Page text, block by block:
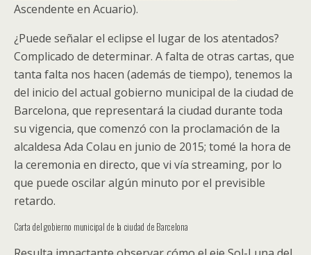
Ascendente en Acuario).
¿Puede señalar el eclipse el lugar de los atentados?
Complicado de determinar. A falta de otras cartas, que
tanta falta nos hacen (además de tiempo), tenemos la
del inicio del actual gobierno municipal de la ciudad de
Barcelona, que representará la ciudad durante toda
su vigencia, que comenzó con la proclamación de la
alcaldesa Ada Colau en junio de 2015; tomé la hora de
la ceremonia en directo, que vi vía streaming, por lo
que puede oscilar algún minuto por el previsible
retardo.
Carta del gobierno municipal de la ciudad de Barcelona